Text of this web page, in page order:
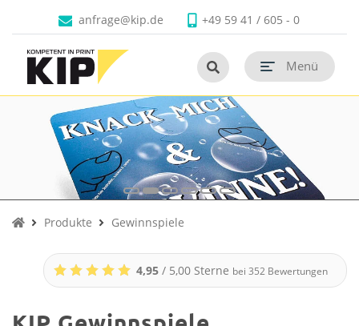
Untermenü schließen
Faltschachteln
Untermenü
Untermenü
öffnen
öffnen
öffnen
Untermenü schließen
Branchen
Untermenü schließen
Unternehmen
Untermenü schließen
Kontaktanfrage@kip.de +49 59 41 / 605 - 0
Menü
Produkte Gewinnspiele
4,95 / 5,00 Sterne bei 352 Bewertungen